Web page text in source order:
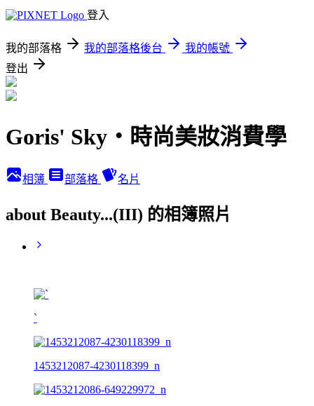
登入
我的部落格 我的部落格後台
我的帳號
登出
Goris' Sky‧時尚美妝消費學
相簿 部落格 名片
about Beauty...(III) 的相簿照片
ˋ
1453212087-4230118399_n